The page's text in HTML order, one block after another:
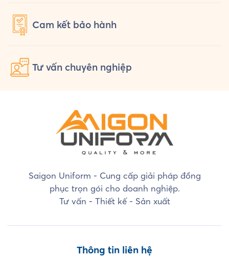
Cam kết bảo hành
Tư vấn chuyên nghiệp
Saigon Uniform - Cung cấp giải pháp đồng
phục trọn gói cho doanh nghiệp.
Tư vấn - Thiết kế - Sản xuất
Thông tin liên hệ